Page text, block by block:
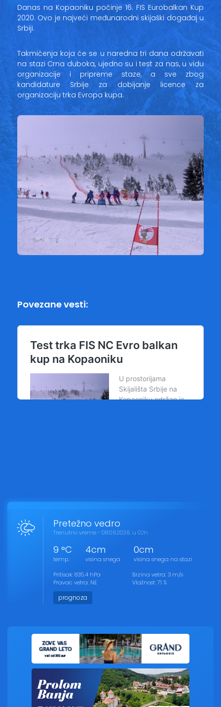
Danas na Kopaoniku počinje 16. FIS Eurobalkan Kup
2020. Ovo je najveći međunarodni skijaški događaj u
Srbiji.
Takmičenja koja će se u naredna tri dana održavati
na stazi Crna duboka, ujedno su i test za nas, u vidu
organizacije i pripreme staze, a sve zbog
kandidature Srbije za dobijanje licence za
organizaciju trka Evropa kupa.
Povezane vesti:
Pretežno vedro
Trenutno vreme - 08.06.2026. u 02h
9 °C
temp.
4cm
visina snega
0cm
visina snega na stazi
Pritisak: 835.4 hPa
Pravac vetra: NE
Brzina vetra: 3 m/s
Vlažnost: 71 %
prognoza